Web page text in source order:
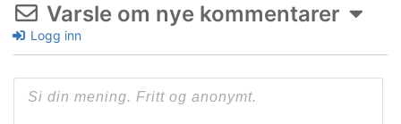
Varsle om nye kommentarer
Logg inn